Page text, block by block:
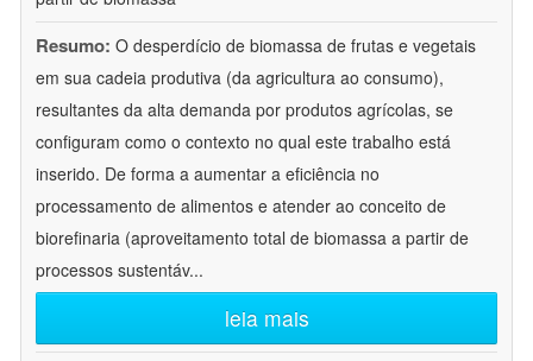
Resumo: O desperdício de biomassa de frutas e vegetais
em sua cadeia produtiva (da agricultura ao consumo),
resultantes da alta demanda por produtos agrícolas, se
configuram como o contexto no qual este trabalho está
inserido. De forma a aumentar a eficiência no
processamento de alimentos e atender ao conceito de
biorefinaria (aproveitamento total de biomassa a partir de
processos sustentáv...
leia mais